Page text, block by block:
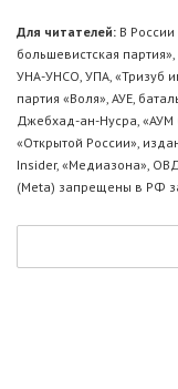
Для читателей: В
большевистская
УНА-УНСО, УПА, «Тризуб
партия «Воля», АУЕ,
Джебхад-ан-Нусра, «АУМ
«Открытой России»,
Insider, «Медиазона»,
(Metа) запрещены в РФ